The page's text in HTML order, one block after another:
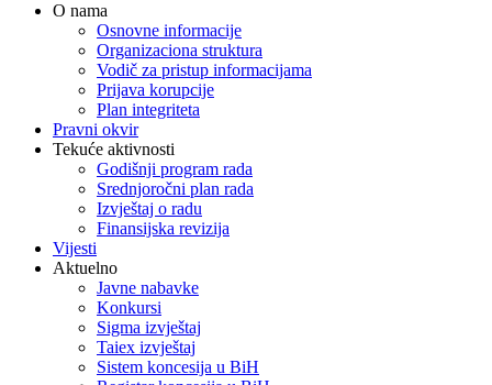
O nama
Osnovne informacije
Organizaciona struktura
Vodič za pristup informacijama
Prijava korupcije
Plan integriteta
Pravni okvir
Tekuće aktivnosti
Godišnji program rada
Srednjoročni plan rada
Izvještaj o radu
Finansijska revizija
Vijesti
Aktuelno
Javne nabavke
Konkursi
Sigma izvještaj
Taiex izvještaj
Sistem koncesija u BiH